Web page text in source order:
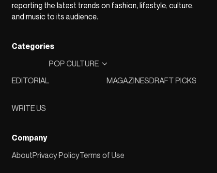
reporting the latest trends on fashion, lifestyle, culture,
and music to its audience.
Categories
EDITORIAL
POP CULTURE
MAGAZINESDRAFT PICKS
WRITE US
Company
AboutPrivacy PolicyTerms of Use